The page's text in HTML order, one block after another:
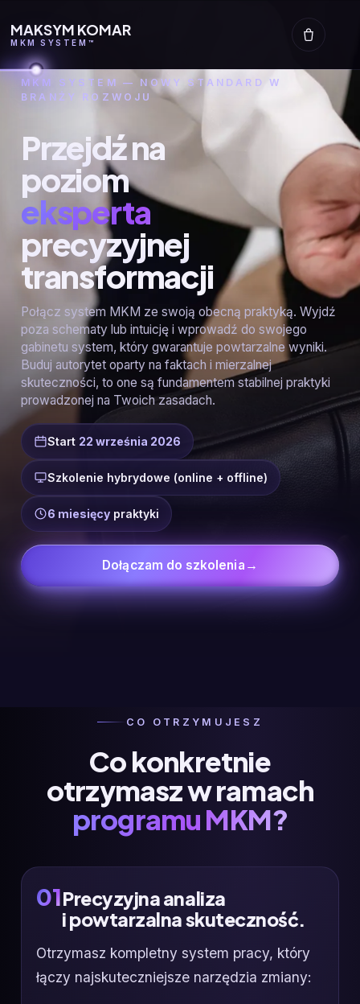
MAKSYM KOMAR
MKM SYSTEM™
MKM SYSTEM — NOWY STANDARD W
BRANŻY ROZWOJU
Przejdź na
poziom
eksperta
precyzyjnej
transformacji
Połącz system MKM ze swoją obecną praktyką. Wyjdź
poza schematy lub intuicję i wprowadź do swojego
gabinetu system, który gwarantuje powtarzalne wyniki.
Buduj autorytet oparty na faktach i mierzalnej
skuteczności, to one są fundamentem stabilnej praktyki
prowadzonej na Twoich zasadach.
Start 22 września 2026
Szkolenie hybrydowe (online + offline)
6 miesięcypraktyki
Dołączam do szkolenia →
CO OTRZYMUJESZ
Co konkretnie
otrzymasz w ramach
programu MKM?
01Precyzyjna analiza
i powtarzalna skuteczność.
Otrzymasz kompletny system pracy, który
łączy najskuteczniejsze narzędzia zmiany: